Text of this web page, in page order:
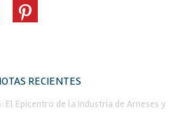
RECIENTES